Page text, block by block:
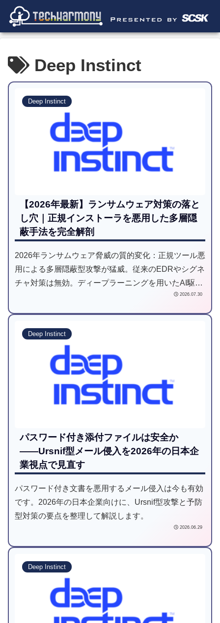
Deep Instinct
Deep Instinct
【2026年最新】ランサムウェア対策の落と
し穴｜正規インストーラを悪用した多層隠
蔽手法を完全解剖
2026年ランサムウェア脅威の質的変化：正規ツール悪
用による多層隠蔽型攻撃が猛威。従来のEDRやシグネ
チャ対策は無効。ディープラーニングを用いたAI駆動
型予防防衛が業界標準へシフト。未知の脅威を「実行
2026.07.30
Deep Instinct
パスワード付き添付ファイルは安全か
――Ursnif型メール侵入を2026年の日本企
業視点で見直す
パスワード付き文書を悪用するメール侵入は今も有効
です。2026年の日本企業向けに、Ursnif型攻撃と予防
型対策の要点を整理して解説します。
2026.06.29
Deep Instinct